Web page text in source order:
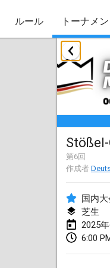
ルール トーナメン
第6回
作成者
国内大
芝生
2025
6:00
2025年1月
2025年3月